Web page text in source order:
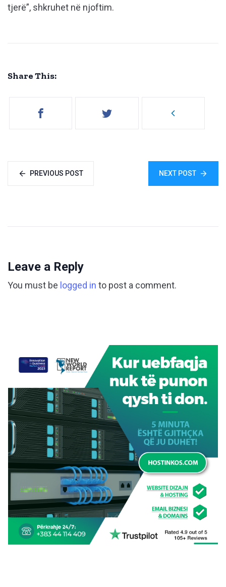
tjerë”, shkruhet në njoftim.
Share This:
PREVIOUS POST NEXT POST
Leave a Reply
You must be logged in to post a comment.